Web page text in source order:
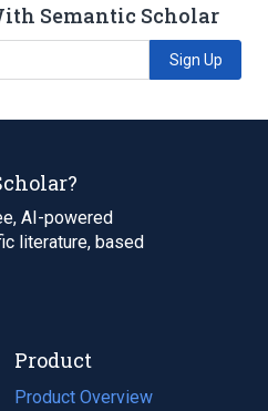
Semantic Scholar
Sign Up
AI-powered
literature, based
Product
Product Overview